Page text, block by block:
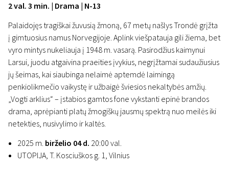
2 val. 3 min. | Drama | N-13
Palaidojęs tragiškai žuvusią žmoną, 67 metų našlys Trondė grįžta
į gimtuosius namus Norvegijoje. Aplink viešpatauja gili žiema, bet
vyro mintys nukeliauja į 1948 m. vasarą. Pasirodžius kaimynui
Larsui, juodu atgaivina praeities įvykius, negrįžtamai sudaužiusius
jų šeimas, kai siaubinga nelaimė aptemdė laimingą
penkiolikmečio vaikystę ir užbaigė šviesios nekaltybės amžių.
„Vogti arklius“ – įstabios gamtos fone vykstanti epinė brandos
drama, aprėpianti platų žmogiškų jausmų spektrą nuo meilės iki
netekties, nusivylimo ir kaltės.
2025 m. birželio 04 d. 20:00 val.
UTOPIJA, T. Kosciuškos g. 1, Vilnius